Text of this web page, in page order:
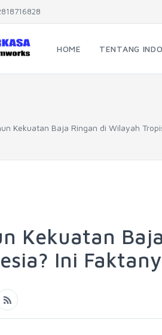
HOME TENTANG
Kekuatan Baja Ringan di Wilayah
Kekuatan
Ini